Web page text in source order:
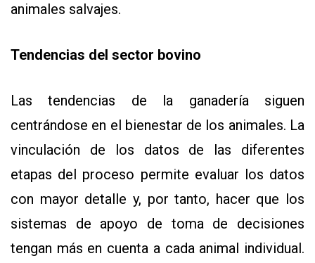
animales salvajes.
Tendencias del sector bovino
Las tendencias de la ganadería siguen
centrándose en el bienestar de los animales. La
vinculación de los datos de las diferentes
etapas del proceso permite evaluar los datos
con mayor detalle y, por tanto, hacer que los
sistemas de apoyo de toma de decisiones
tengan más en cuenta a cada animal individual.